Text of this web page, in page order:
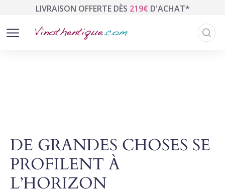
LIVRAISON OFFERTE DÈS 219€ D'ACHAT*
DE GRANDES CHOSES SE
PROFILENT À
L’HORIZON